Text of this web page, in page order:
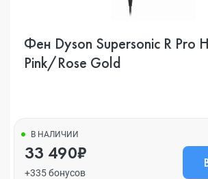
Фен Dyson Supersonic R Pro
Pink/Rose Gold
В НАЛИЧИИ
33 490₽
+335 бонусов